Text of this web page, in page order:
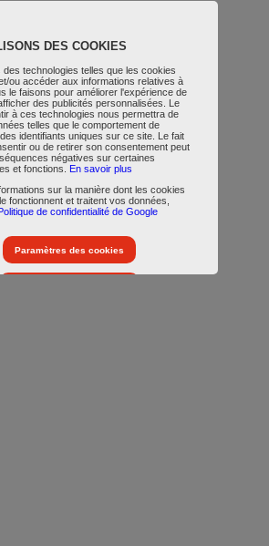
DES COOKIES
des technologies telles que les cookies
ou accéder aux informations relatives à
le faisons pour améliorer l'expérience de
des publicités personnalisées. Le
à ces technologies nous permettra de
telles que le comportement de
identifiants uniques sur ce site. Le fait
ou de retirer son consentement peut
négatives sur certaines
et fonctions. En savoir plus
sur la manière dont les cookies
fonctionnent et traitent vos données,
de confidentialité de Google
Paramètres des cookies